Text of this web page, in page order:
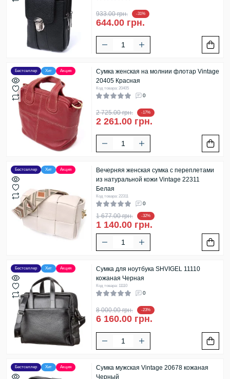
933.00 грн. -31%
644.00 грн.
Бестселлер Хит Акция
Сумка женская на молнии флотар Vintage
20405 Красная
Код товара: 20405
0
2 725.00 грн. -17%
2 261.00 грн.
Бестселлер Хит Акция
Вечерняя женская сумка с переплетами
из натуральной кожи Vintage 22311
Белая
Код товара: 22311
0
1 677.00 грн. -32%
1 140.00 грн.
Бестселлер Хит Акция
Сумка для ноутбука SHVIGEL 11110
кожаная Черная
Код товара: 11110
0
8 000.00 грн. -23%
6 160.00 грн.
Бестселлер Хит Акция
Сумка мужская Vintage 20678 кожаная
Черный